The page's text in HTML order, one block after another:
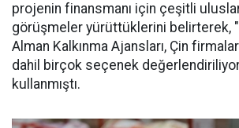
projenin finansmanı için çeşitli
görüşmeler yürüttüklerini belirterek,
Alman Kalkınma Ajansları, Çin
dahil birçok seçenek
kullanmıştı.